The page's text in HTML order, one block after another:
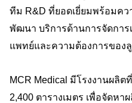
ทีม R&D ที่ยอดเยี่ยมพร้อมคว
พัฒนา บริการด้านการจัดการ
แพทย์และความต้องการของ
MCR Medical มีโรงงานผลิ
2,400 ตารางเมตร เพื่อจัดห